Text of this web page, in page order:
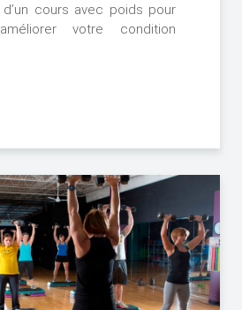
d’un cours avec poids pour
votre condition